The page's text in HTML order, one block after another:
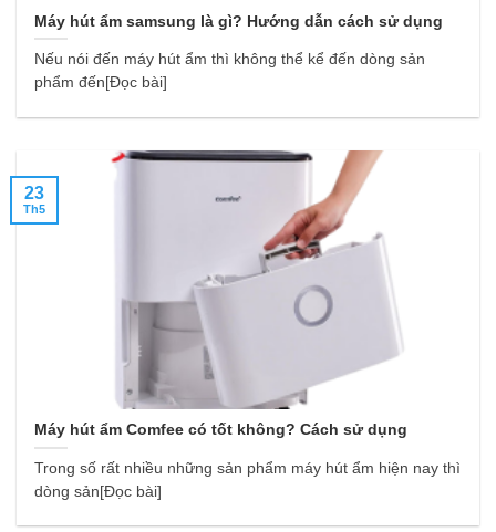
Máy hút ẩm samsung là gì? Hướng dẫn cách sử dụng
Nếu nói đến máy hút ẩm thì không thể kể đến dòng sản
phẩm đến[Đọc bài]
Máy hút ẩm Comfee có tốt không? Cách sử dụng
Trong số rất nhiều những sản phẩm máy hút ẩm hiện nay thì
dòng sản[Đọc bài]
23
Th5